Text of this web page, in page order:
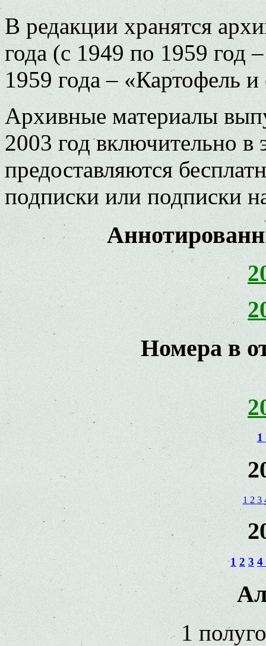
В редакции хранятся
года (с 1949 по 1959 год
1959 года – «Картофель
Архивные материалы
2003 год включительно в
предоставляются
подписки или подписки
Номера в
1
123
1 2 3 4
1